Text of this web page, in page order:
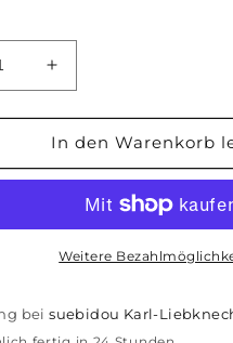
Erhöhe
die
Menge
für
Kinderzimmer
Fuchs
orange
In den Warenkorb
Weitere
beisuebidou Karl-